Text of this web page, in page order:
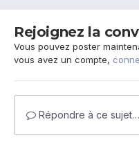
Rejoignez la
Vous pouvez poster
vous avez un compte,
Répondre à ce sujet…